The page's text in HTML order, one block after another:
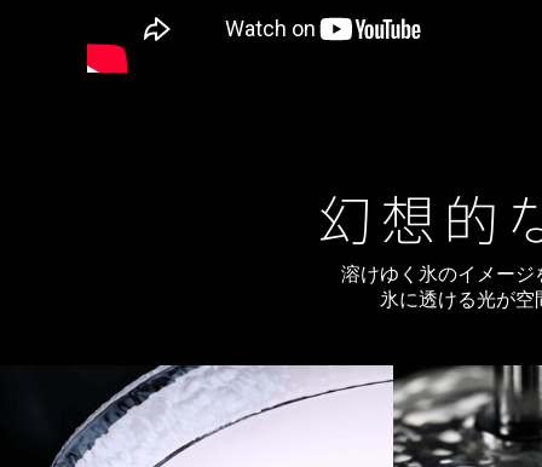
溶けゆく氷のイメー
氷に透ける光が